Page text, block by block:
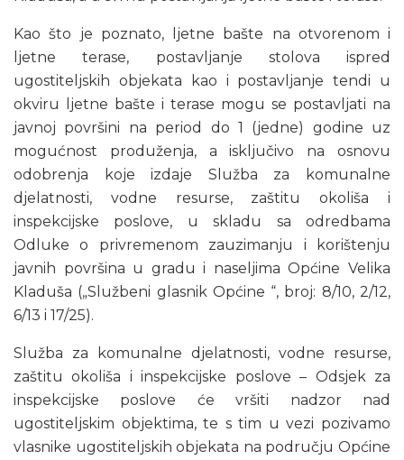
Kao što je poznato, ljetne bašte na otvorenom i
ljetne terase, postavljanje stolova ispred
ugostiteljskih objekata kao i postavljanje tendi u
okviru ljetne bašte i terase mogu se postavljati na
javnoj površini na period do 1 (jedne) godine uz
mogućnost produženja, a isključivo na osnovu
odobrenja koje izdaje Služba za komunalne
djelatnosti, vodne resurse, zaštitu okoliša i
inspekcijske poslove, u skladu sa odredbama
Odluke o privremenom zauzimanju i korištenju
javnih površina u gradu i naseljima Općine Velika
Kladuša („Službeni glasnik Općine “, broj: 8/10, 2/12,
6/13 i 17/25).
Služba za komunalne djelatnosti, vodne resurse,
zaštitu okoliša i inspekcijske poslove – Odsjek za
inspekcijske poslove će vršiti nadzor nad
ugostiteljskim objektima, te s tim u vezi pozivamo
vlasnike ugostiteljskih objekata na području Općine